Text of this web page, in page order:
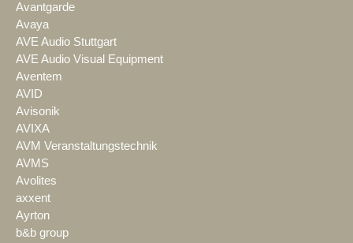
Avantgarde
Avaya
AVE Audio Stuttgart
AVE Audio Visual Equipment
Aventem
AVID
Avisonik
AVIXA
AVM Veranstaltungstechnik
AVMS
Avolites
axxent
Ayrton
b&b group